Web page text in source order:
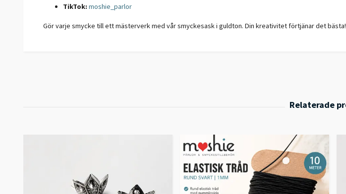
TikTok:moshie_parlor
Gör varje smycke till ett mästerverk med vår smyckesask i guldton. Din kreativitet förtjänar det bästa!